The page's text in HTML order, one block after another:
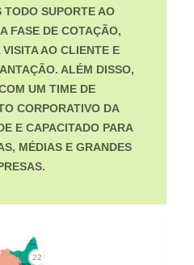
TODO SUPORTE AO
FASE DE COTAÇÃO,
AO CLIENTE E
ALÉM DISSO,
UM TIME DE
CORPORATIVO DA
E CAPACITADO PARA
MÉDIAS E GRANDES
22